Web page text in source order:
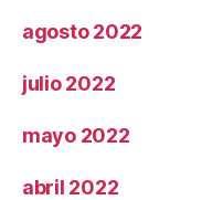
agosto 2022
julio 2022
mayo 2022
abril 2022